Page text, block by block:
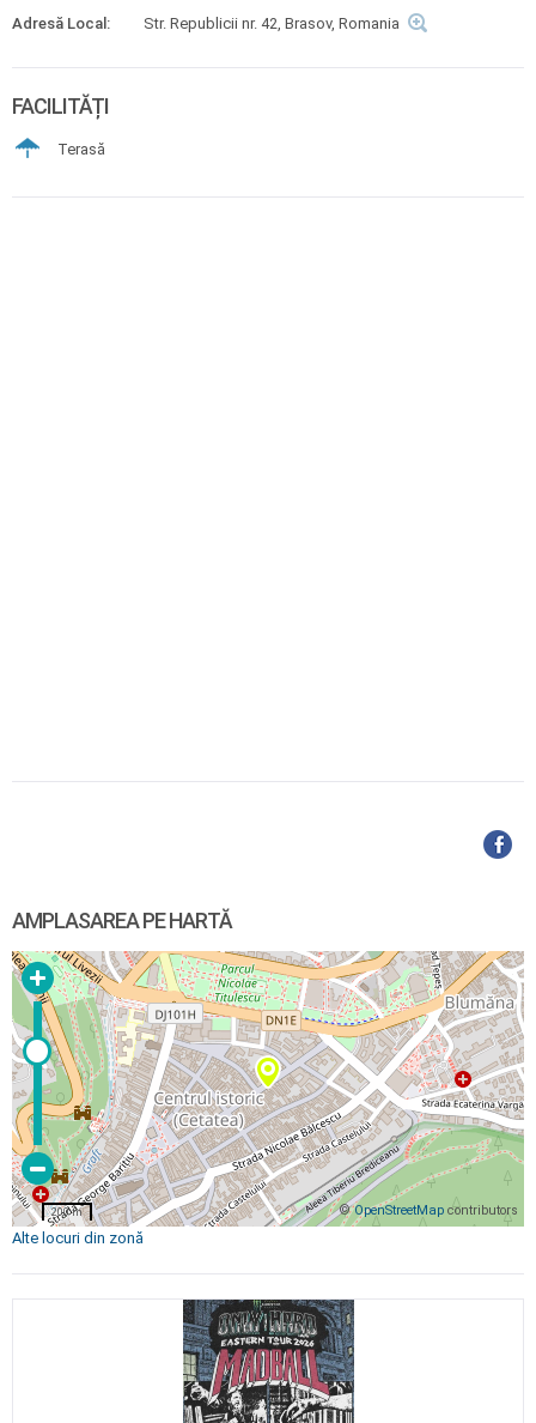
Adresă Local:
Str. Republicii nr. 42, Brasov, Romania
FACILITĂȚI
Terasă
AMPLASAREA PE HARTĂ
©OpenStreetMap contributors
200 m
Alte locuri din zonă